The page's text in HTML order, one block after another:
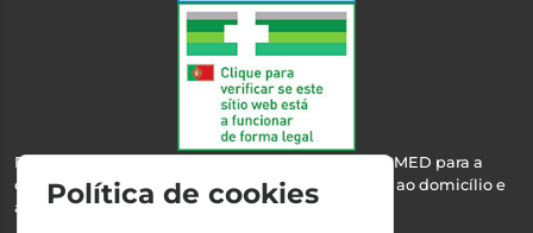
Esta farmácia encontra-se autorizada pelo INFARMED para a
dispensa de medicamentos e produtos de saúde ao domicílio e
através da internet.
Política de cookies